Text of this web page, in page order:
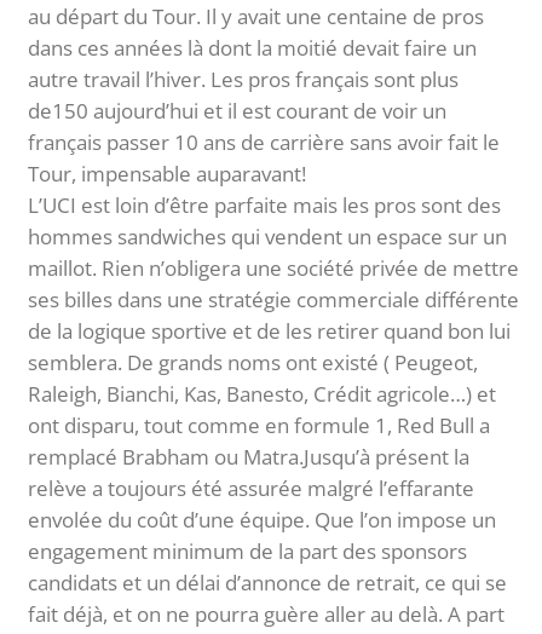
au départ du Tour. Il y avait une centaine de pros
dans ces années là dont la moitié devait faire un
autre travail l’hiver. Les pros français sont plus
de150 aujourd’hui et il est courant de voir un
français passer 10 ans de carrière sans avoir fait le
Tour, impensable auparavant!
L’UCI est loin d’être parfaite mais les pros sont des
hommes sandwiches qui vendent un espace sur un
maillot. Rien n’obligera une société privée de mettre
ses billes dans une stratégie commerciale différente
de la logique sportive et de les retirer quand bon lui
semblera. De grands noms ont existé ( Peugeot,
Raleigh, Bianchi, Kas, Banesto, Crédit agricole…) et
ont disparu, tout comme en formule 1, Red Bull a
remplacé Brabham ou Matra.Jusqu’à présent la
relève a toujours été assurée malgré l’effarante
envolée du coût d’une équipe. Que l’on impose un
engagement minimum de la part des sponsors
candidats et un délai d’annonce de retrait, ce qui se
fait déjà, et on ne pourra guère aller au delà. A part